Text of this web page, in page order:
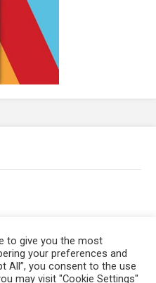
to give you the most
your preferences and
All”, you consent to the use
may visit "Cookie Settings"